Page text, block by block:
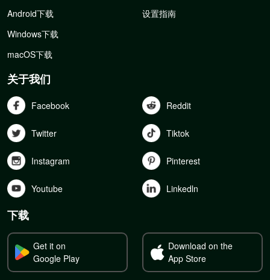
Android下载
Windows下载
macOS下载
设置指南
关于我们
Facebook Reddit
Twitter Tiktok
Instagram Pinterest
Youtube Linkedln
下载
Get it on
Google Play
Download on the
App Store